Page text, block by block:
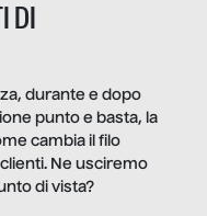
DI
durante e dopo
punto e basta, la
cambia il filo
Ne usciremo
di vista?